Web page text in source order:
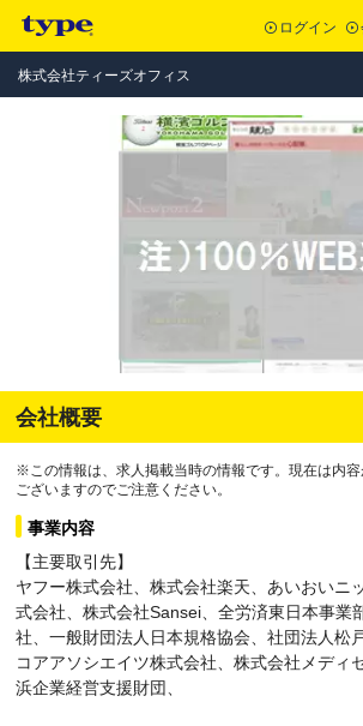
ログイン
株式会社ティーズオフィス
会社概要
※この情報は、求人掲載当時の情報です。現在は内
ございますのでご注意ください。
事業内容
【主要取引先】
ヤフー株式会社、株式会社楽天、あいおいニ
式会社、株式会社Sansei、全労済東日本事業
社、一般財団法人日本規格協会、社団法人松
コアアソシエイツ株式会社、株式会社メディ
浜企業経営支援財団、